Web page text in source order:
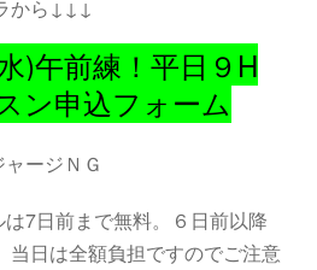
から↓↓↓
)午前練！平日９H
ン申込フォーム
ージＮＧ
7日前まで無料。６日前以降
当日は全額負担ですのでご注意